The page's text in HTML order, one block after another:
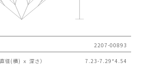
2207-00893
径(横) ｘ 深さ） 7.23-7.29*4.54